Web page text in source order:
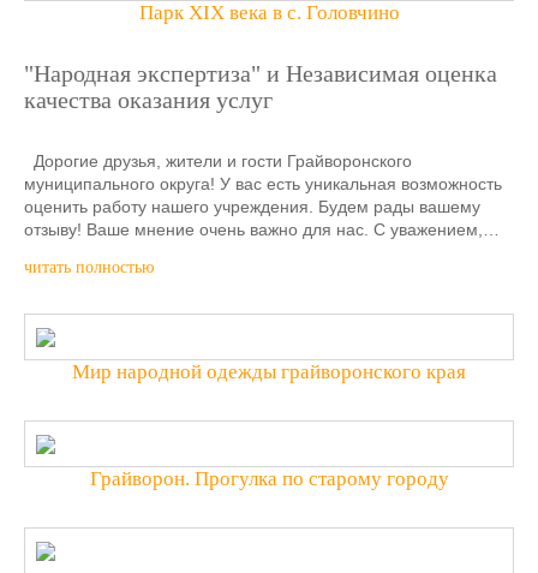
Парк XIX века в с. Головчино
"Народная экспертиза" и Независимая оценка
качества оказания услуг
Дорогие друзья, жители и гости Грайворонского
муниципального округа! У вас есть уникальная возможность
оценить работу нашего учреждения. Будем рады вашему
отзыву! Ваше мнение очень важно для нас. С уважением,…
читать полностью
Мир народной одежды грайворонского края
Грайворон. Прогулка по старому городу